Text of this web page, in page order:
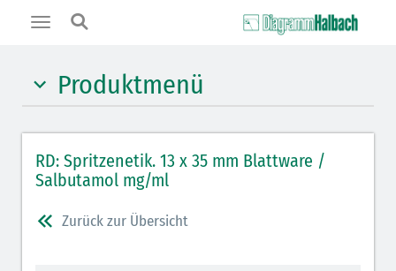
Toggle
Produktmenü
Benzodiazepine (orange)
Benzodiazepin-Antagonisten (orange schraffiert)
Muskelrelaxantien (rot weißer Kopfbalken)
RD: Spritzenetik. 13 x 35 mm Blattware /
Salbutamol mg/ml
Zurück zur Übersicht